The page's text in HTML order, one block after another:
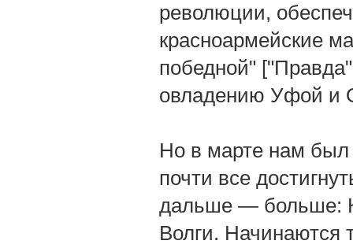
революции,
красноармейские
победной"
овладению Уфой и
Но в марте нам был
почти все
дальше — больше:
Волги. Начинаются